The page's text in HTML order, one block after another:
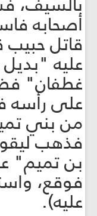
أصحابه
قاتل حبيب
عليه
غطفان"
على رأسه
من بني
فذهب
بن تميم"
فوقع،
عليه).